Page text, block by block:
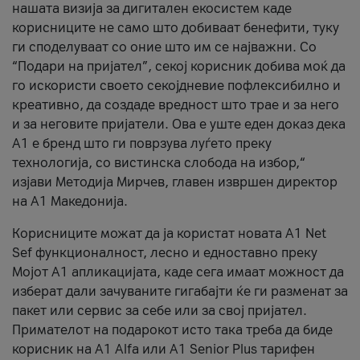
нашата визија за дигитален екосистем каде
корисниците не само што добиваат бенефити, туку
ги споделуваат со оние што им се најважни. Со
“Подари на пријател”, секој корисник добива моќ да
го искористи своето секојдневие пофлексибилно и
креативно, да создаде вредност што трае и за него
и за неговите пријатели. Ова е уште еден доказ дека
А1 е бренд што ги поврзува луѓето преку
технологија, со вистинска слобода на избор,“
изјави Методија Мирчев, главен извршен директор
на А1 Македонија.
Корисниците можат да ја користат новата А1 Net
Sef функционалност, лесно и едноставно преку
Мојот А1 апликацијата, каде сега имаат можност да
изберат дали зачуваните гигабајти ќе ги разменат за
пакет или сервис за себе или за свој пријател.
Примателот на подарокот исто така треба да биде
корисник на А1 Alfa или A1 Senior Plus тарифен